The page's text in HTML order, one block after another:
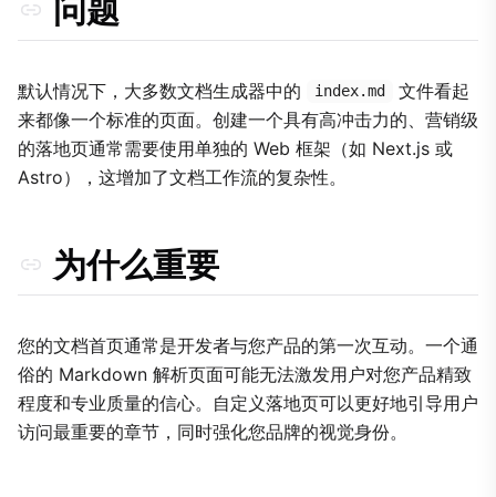
问题
默认情况下，大多数文档生成器中的 index.md
文件看起
来都像一个标准的页面。创建一个具有高冲击力的、营销级
的落地页通常需要使用单独的 Web 框架（如 Next.js 或
Astro），这增加了文档工作流的复杂性。
为什么重要
您的文档首页通常是开发者与您产品的第一次互动。一个通
俗的 Markdown 解析页面可能无法激发用户对您产品精致
程度和专业质量的信心。自定义落地页可以更好地引导用户
访问最重要的章节，同时强化您品牌的视觉身份。
实施
2. 使用网格组织内容
3. 使用 noStyle 进行完全自定义
权衡